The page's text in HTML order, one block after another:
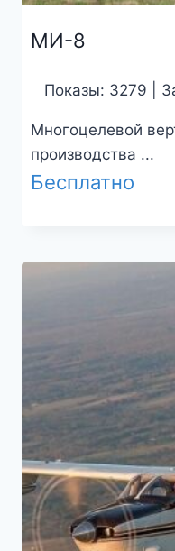
МИ-8
Показы: 3279 |
Многоцелевой
производства ...
Бесплатно